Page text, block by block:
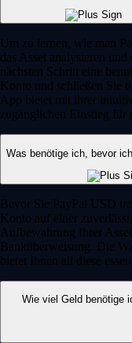
Um zu lernen, wie man
das Asset analysieren
nächsten Schritt eine
Konto und schließen Sie
App bietet mit ihrer
zugänglichen Einstieg für
Was benötige ich, bevor
Bevor Sie PayPal USD
Konto auf einer
Aufbewahrung Ihrer
Banküberweisung. Die
bietet Ihnen all diese
Wie viel Geld benötige